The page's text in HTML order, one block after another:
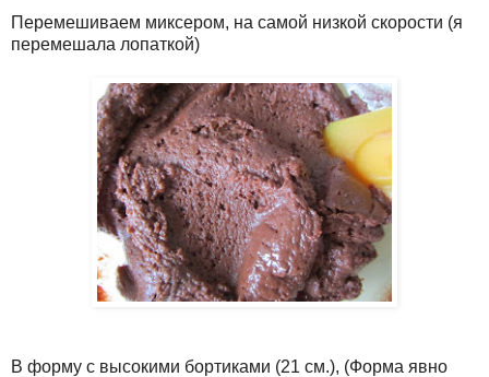
Перемешиваем миксером, на самой низкой скорости (я
перемешала лопаткой)
В форму с высокими бортиками (21 см.), (Форма явно